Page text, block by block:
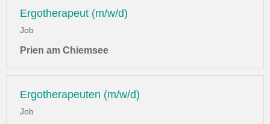
Ergotherapeut (m/w/d)
Job
Prien am Chiemsee
Ergotherapeuten (m/w/d)
Job